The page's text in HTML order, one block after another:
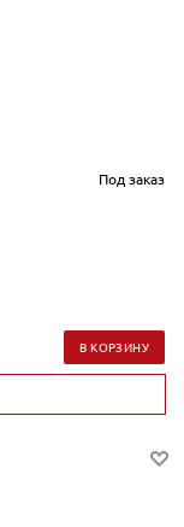
Под заказ
В КОРЗИНУ